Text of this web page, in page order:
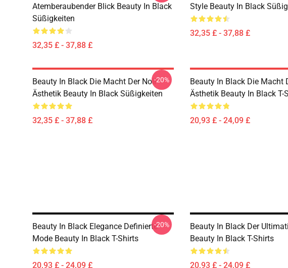
Atemberaubender Blick Beauty In Black
Süßigkeiten
32,35 £ - 37,88 £
Style Beauty In Black
32,35 £ - 37,88 £
Beauty In Black Die Macht Der Noir
Ästhetik Beauty In Black Süßigkeiten
32,35 £ - 37,88 £
-20%
Beauty In Black Die Macht
Ästhetik Beauty In Black T-
20,93 £ - 24,09 £
Beauty In Black Elegance Definierte
Mode Beauty In Black T-Shirts
20,93 £ - 24,09 £
-20%
Beauty In Black Der
Beauty In Black T-Shirts
20,93 £ - 24,09 £